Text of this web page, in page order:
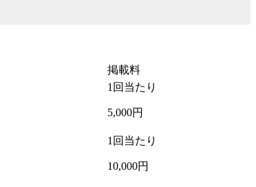
掲載料
1回当たり
5,000円
1回当たり
10,000円